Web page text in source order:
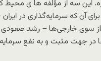
این سه از مؤلفه ها ی محیط
آن که سرمایه‌گذاری در
سوی خارجی‌ها – رشد صعودی
در جهت مثبت و به نفع